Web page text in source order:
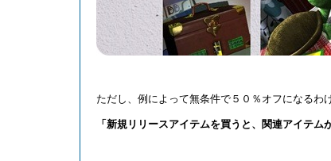
ただし、例によって無条件で５０％オフになるわ
「新規リリースアイテムを買うと、関連アイテム